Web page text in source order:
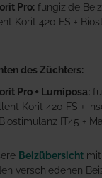
Pro: fungizide
Korit 420 FS +
des Züchters:
Pro + Lumiposa:
Korit 420 FS +
IT45 +
Beizübersicht
verschiedenen